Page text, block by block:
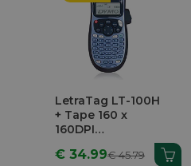
LetraTag LT-100H
+ Tape 160 x
160DPI
Imprimante Pour
Étiquettes
€ 34.99€ 45.79